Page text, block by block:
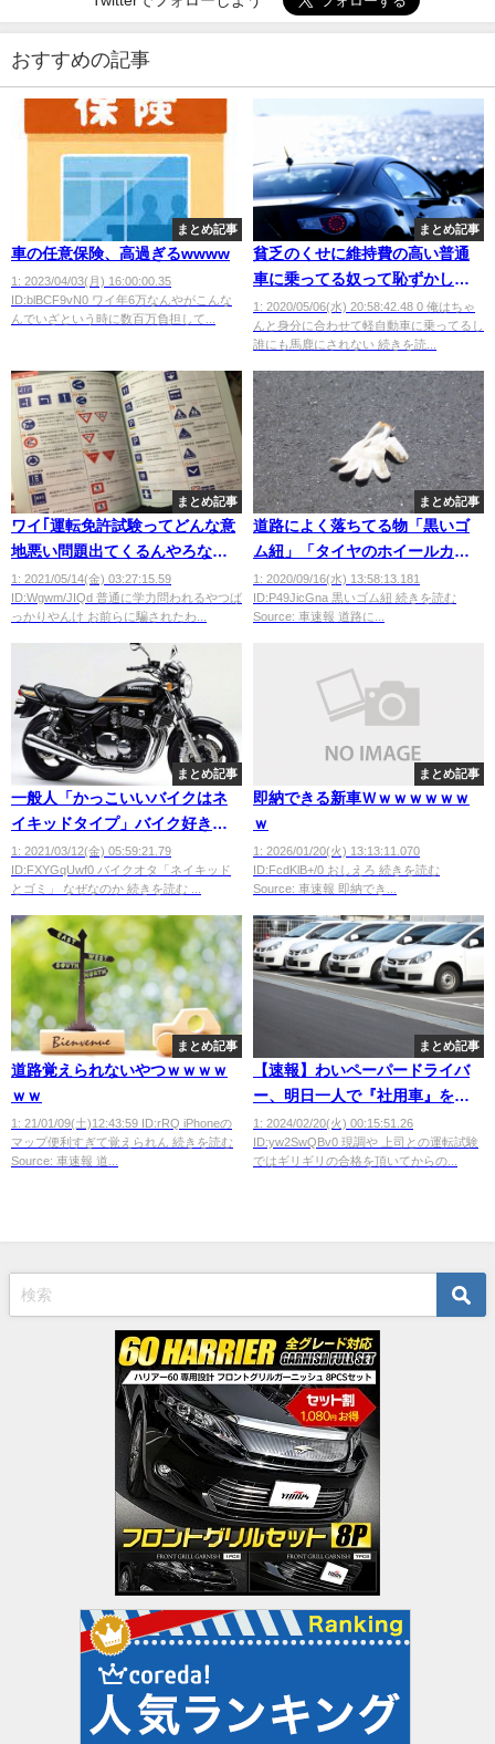
おすすめの記事
まとめ記事
車の任意保険、高過ぎるwwww
1: 2023/04/03(月) 16:00:00.35
ID:blBCF9vN0 ワイ年6万なんやがこんな
んでいざという時に数百万負担して...
まとめ記事
貧乏のくせに維持費の高い普通
車に乗ってる奴って恥ずかしく
ないの？身の丈に合わせろよ！
みっともねえぞ！
1: 2020/05/06(水) 20:58:42.48 0 俺はちゃ
んと身分に合わせて軽自動車に乗ってるし
誰にも馬鹿にされない 続きを読...
まとめ記事
ワイ｢運転免許試験ってどんな意
地悪い問題出てくるんやろなぁ
😊｣ﾜｸﾜｸﾜｸ
1: 2021/05/14(金) 03:27:15.59
ID:Wgwm/JIQd 普通に学力問われるやつば
っかりやんけ お前らに騙されたわ...
まとめ記事
道路によく落ちてる物「黒いゴ
ム紐」「タイヤのホイールカバ
ー」あと一つは？
1: 2020/09/16(水) 13:58:13.181
ID:P49JicGna 黒いゴム紐 続きを読む
Source: 車速報 道路に...
まとめ記事
一般人「かっこいいバイクはネ
イキッドタイプ」バイク好きだ
と・・・・・
1: 2021/03/12(金) 05:59:21.79
ID:FXYGqUwf0 バイクオタ「ネイキッド
とゴミ」 なぜなのか 続きを読む ...
まとめ記事
即納できる新車Ｗｗｗｗｗｗｗ
ｗ
1: 2026/01/20(火) 13:13:11.070
ID:FcdKlB+/0 おしえろ 続きを読む
Source: 車速報 即納でき...
まとめ記事
道路覚えられないやつｗｗｗｗ
ｗｗ
1: 21/01/09(土)12:43:59 ID:rRQ iPhoneの
マップ便利すぎて覚えられん 続きを読む
Source: 車速報 道...
まとめ記事
【速報】わいペーパードライバ
ー、明日一人で『社用車』を運
転するんだけどｗｗｗｗｗｗ
1: 2024/02/20(火) 00:15:51.26
ID:yw2SwQBv0 現調や 上司との運転試験
ではギリギリの合格を頂いてからの...